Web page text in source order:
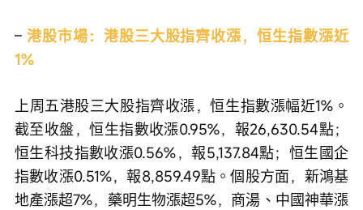
– 港股市場：港股三大股指齊收漲，恒生指數漲近
1%
上周五港股三大股指齊收漲，恒生指數漲幅近1%。
截至收盤，恒生指數收漲0.95%，報26,630.54點；
恒生科技指數收漲0.56%，報5,137.84點；恒生國企
指數收漲0.51%，報8,859.49點。個股方面，新鴻基
地產漲超7%，藥明生物漲超5%，商湯、中國神華漲